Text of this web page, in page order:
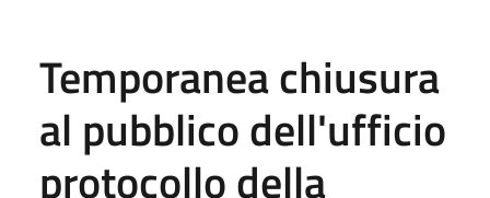
Temporanea chiusura
al pubblico dell'ufficio
protocollo della